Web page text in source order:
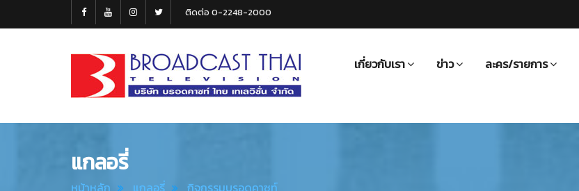
ติดต่อ 0-2248-2000
Thai
เกี่ยวกับเรา ข่าว ละคร/รายการ
แกลอรี่
หน้าหลัก แกลอรี่
กิจกรรมบรอดคาซท์